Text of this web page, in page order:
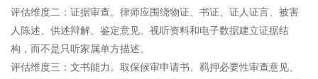
评估维度二：证据审查。律师应围绕物证、书证、证人证言、被害
人陈述、供述辩解、鉴定意见、视听资料和电子数据建立证据结
构，而不是只听家属单方描述。
评估维度三：文书能力。取保候审申请书、羁押必要性审查意见、